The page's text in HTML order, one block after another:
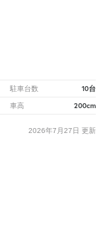
駐車台数 10台
車高 200cm
2026年7月27日 更新